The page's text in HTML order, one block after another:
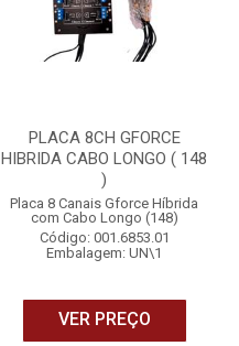
PLACA 8CH GFORCE
HIBRIDA CABO LONGO ( 148
)
Placa 8 Canais Gforce Híbrida
com Cabo Longo (148)
Código: 001.6853.01
Embalagem: UN\1
VER PREÇO